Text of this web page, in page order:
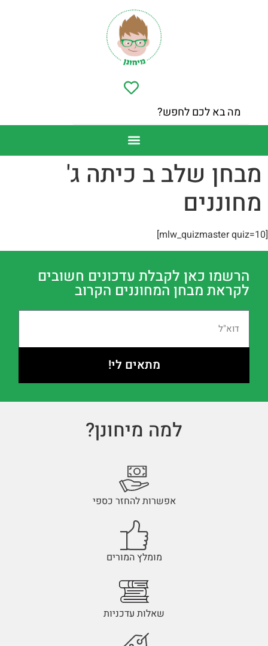
מבחן שלב ב כיתה ג'
מחוננים
[mlw_quizmaster quiz=10]
הרשמו כאן לקבלת עדכונים חשובים
לקראת מבחן המחוננים הקרוב
מתאים לי!
למה מיחונן?
אפשרות להחזר כספי
מומלץ המורים
שאלות עדכניות